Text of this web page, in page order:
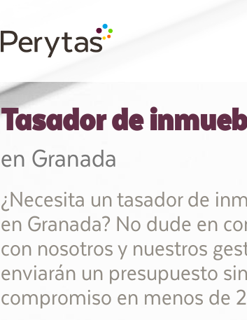
Tasador de
en Granada
¿Necesita un tasador de
en Granada? No dude en
con nosotros y nuestros
enviarán un presupuesto sin
compromiso en menos de